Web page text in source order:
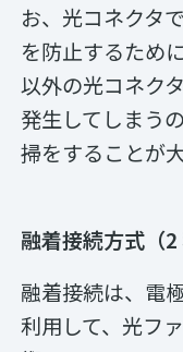
お、光コネクタ
を防止するため
以外の光コネク
発生してしまう
掃をすることが
融着接続方式（2
融着接続は、電
利用して、光フ